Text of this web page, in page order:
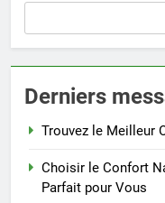
Derniers
Trouvez le Meilleur
Choisir le Confort
Parfait pour Vous